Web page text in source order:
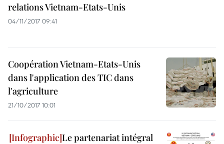
relations Vietnam-Etats-Unis
04/11/2017 09:41
Coopération Vietnam-Etats-Unis
dans l'application des TIC dans
l'agriculture
21/10/2017 10:01
Le partenariat intégral